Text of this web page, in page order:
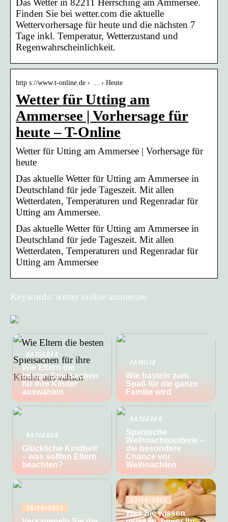
Das Wetter in 82211 Herrsching am Ammersee.
Finden Sie bei wetter.com die aktuelle
Wettervorhersage für heute und die nächsten 7
Tage inkl. Temperatur, Wetterzustand und
Regenwahrscheinlichkeit.
http s://www.t-online.de › … › Heute
Wetter für Utting am
Ammersee | Vorhersage für
heute – T-Online
Wetter für Utting am Ammersee | Vorhersage für
heute
Das aktuelle Wetter für Utting am Ammersee in
Deutschland für jede Tageszeit. Mit allen
Wetterdaten, Temperaturen und Regenradar für
Utting am Ammersee.
Das aktuelle Wetter für Utting am Ammersee in
Deutschland für jede Tageszeit. Mit allen
Wetterdaten, Temperaturen und Regenradar für
Utting am Ammersee
Keywords: wetter online ammersee
RATGEBER
Wie Eltern die
besten Spielsachen
für ihre Kinder
auswählen
FAMILIE
Wie basteln zum
Spaß für die ganze
Familie wird
RATGEBER
Glückliche Kindheit
– was sollten Eltern
beachten?
RATGEBER
Spanische
Weihnachtslotterie –
die besondere
Chance vor
Weihnachten
28/10/2022
23/10/2022
Was Sie wissen